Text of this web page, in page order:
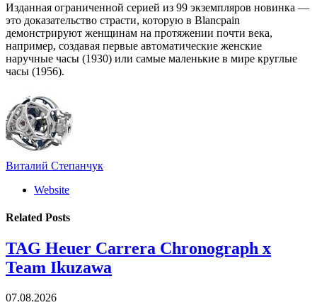
Изданная ограниченной серией из 99 экземпляров новинка —
это доказательство страсти, которую в Blancpain
демонстрируют женщинам на протяжении почти века,
например, создавая первые автоматические женские
наручные часы (1930) или самые маленькие в мире круглые
часы (1956).
Виталий Степанчук
Website
Related Posts
TAG Heuer Carrera Chronograph x
Team Ikuzawa
07.08.2026